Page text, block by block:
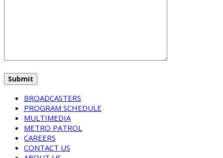
BROADCASTERS
PROGRAM SCHEDULE
MULTIMEDIA
METRO PATROL
CAREERS
CONTACT US